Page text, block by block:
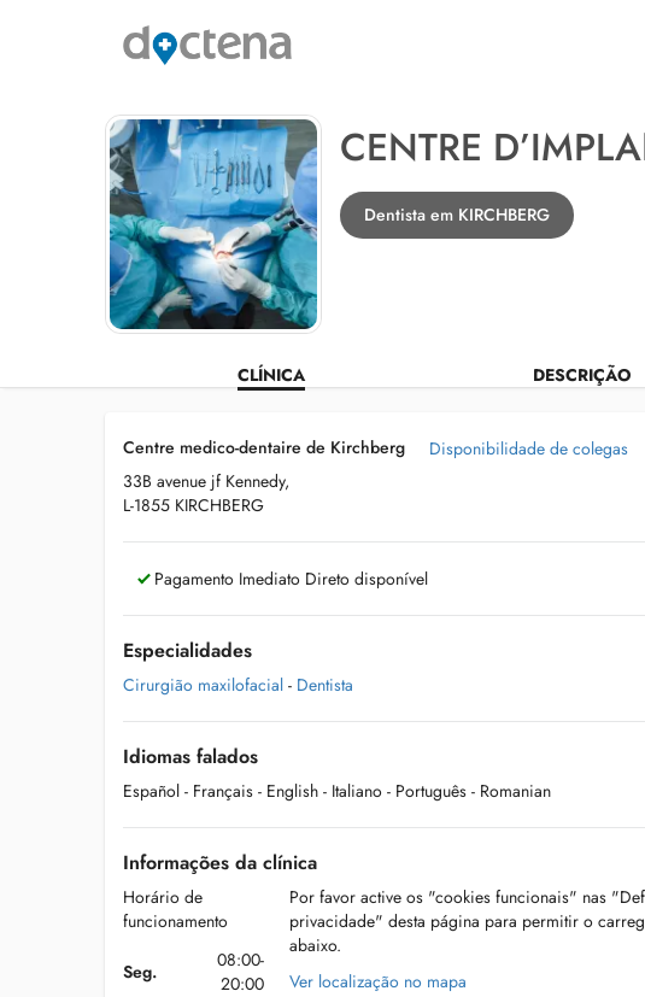
CENTRE
Dentista em KIRCHBERG
CLÍNICA DESCRIÇÃO
Centre medico-dentaire de Kirchberg
33B avenue jf Kennedy,
L-1855 KIRCHBERG
Disponibilidade de colegas
Pagamento Imediato Direto disponível
Especialidades
Cirurgião maxilofacial - Dentista
Idiomas falados
Español - Français - English - Italiano - Português - Romanian
Informações da clínica
Horário de
funcionamento
Seg.
08:00-
20:00
Por favor active os "cookies funcionais" nas
privacidade" desta página para permitir o
abaixo.
Ver localização no mapa